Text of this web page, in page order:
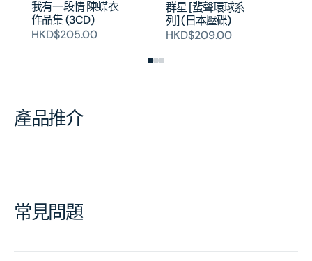
我有一段情 陳蝶衣
作品集 (3CD)
HKD$205.00
群星 [蜚聲環球系
列] (日本壓碟)
HKD$209.00
產品推介
常見問題